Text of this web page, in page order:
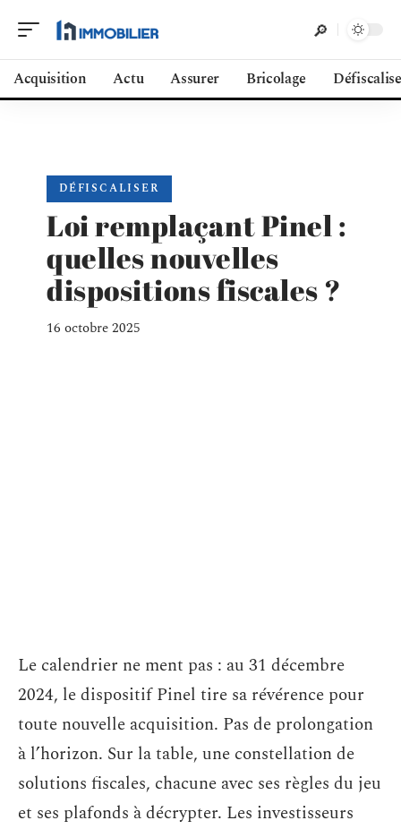
Acquisition Actu Assurer Bricolage
DÉFISCALISER
Loi remplaçant Pinel :
quelles nouvelles
dispositions fiscales ?
16 octobre 2025
Le calendrier ne ment pas : au 31 décembre
2024, le dispositif Pinel tire sa révérence pour
toute nouvelle acquisition. Pas de prolongation
à l’horizon. Sur la table, une constellation de
solutions fiscales, chacune avec ses règles du jeu
et ses plafonds à décrypter. Les investisseurs